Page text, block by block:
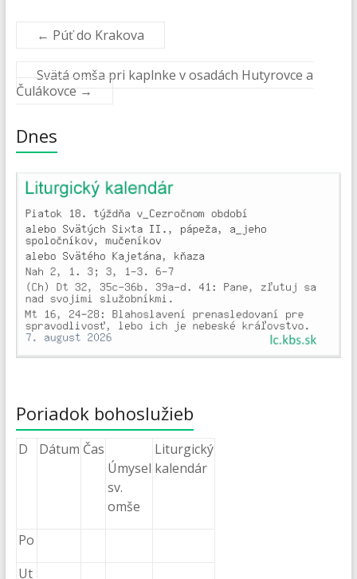
← Púť do Krakova
Svätá omša pri kaplnke v osadách Hutyrovce a
Čulákovce →
Dnes
Poriadok bohoslužieb
D Dátum Čas
Úmysel
sv.
omše
Liturgický
kalendár
Po
Ut